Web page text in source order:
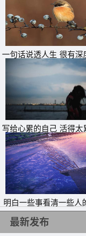
11、不如就利用孤单
人一个惊喜，也给自
一句话说透人生 很有深
生短句
写给心累的自己 活得太
屈的说说
明白一些事看清一些人
最新发布